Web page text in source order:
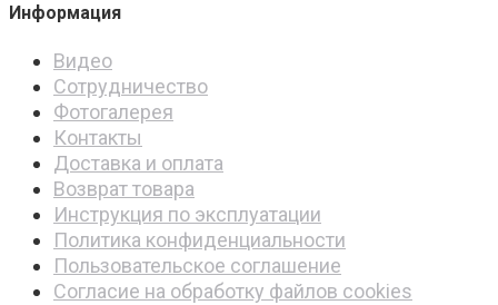
Информация
Видео
Сотрудничество
Фотогалерея
Контакты
Доставка и оплата
Возврат товара
Инструкция по эксплуатации
Политика конфиденциальности
Пользовательское соглашение
Согласие на обработку файлов cookies